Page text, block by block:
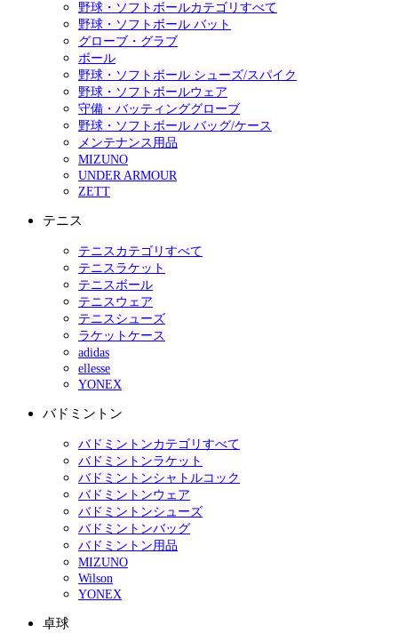
野球・ソフトボールカテゴリすべて
野球・ソフトボール バット
グローブ・グラブ
ボール
野球・ソフトボール シューズ/スパイク
野球・ソフトボールウェア
守備・バッティンググローブ
野球・ソフトボール バッグ/ケース
メンテナンス用品
MIZUNO
UNDER ARMOUR
ZETT
テニス
テニスカテゴリすべて
テニスラケット
テニスボール
テニスウェア
テニスシューズ
ラケットケース
adidas
ellesse
YONEX
バドミントン
バドミントンカテゴリすべて
バドミントンラケット
バドミントンシャトルコック
バドミントンウェア
バドミントンシューズ
バドミントンバッグ
バドミントン用品
MIZUNO
Wilson
YONEX
卓球